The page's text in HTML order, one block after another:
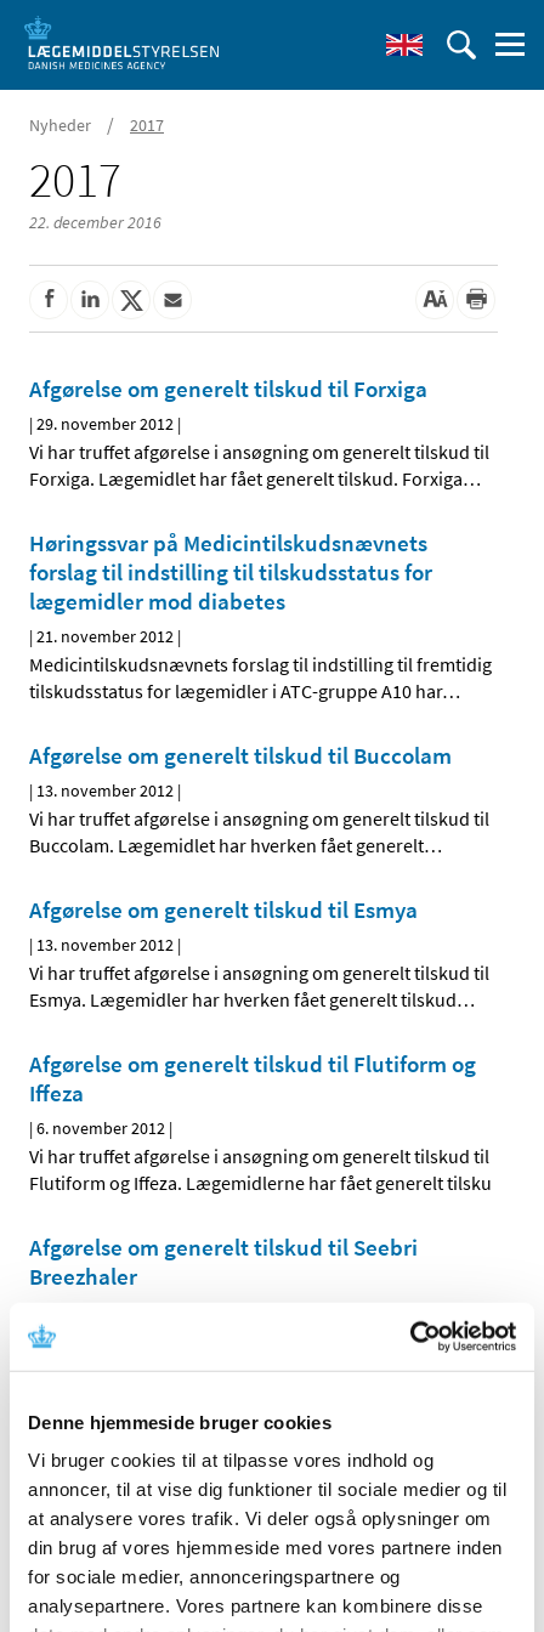
Denne hjemmeside bruger cookies
Vi bruger cookies til at tilpasse vores indhold og
annoncer, til at vise dig funktioner til sociale medier og til
at analysere vores trafik. Vi deler også oplysninger om
din brug af vores hjemmeside med vores partnere inden
for sociale medier, annonceringspartnere og
analysepartnere. Vores partnere kan kombinere disse
Nyheder / 2017
2017
22. december 2016
Afgørelse om generelt tilskud til Forxiga
|29. november 2012 |
Vi har truffet afgørelse i ansøgning om generelt tilskud til
Forxiga. Lægemidlet har fået generelt tilskud. Forxiga…
Høringssvar på Medicintilskudsnævnets
forslag til indstilling til tilskudsstatus for
lægemidler mod diabetes
|21. november 2012 |
Medicintilskudsnævnets forslag til indstilling til fremtidig
tilskudsstatus for lægemidler i ATC-gruppe A10 har…
Afgørelse om generelt tilskud til Buccolam
| 13. november 2012 |
Vi har truffet afgørelse i ansøgning om generelt tilskud til
Buccolam. Lægemidlet har hverken fået generelt…
Afgørelse om generelt tilskud til Esmya
| 13. november 2012 |
Vi har truffet afgørelse i ansøgning om generelt tilskud til
Esmya. Lægemidler har hverken fået generelt tilskud…
Afgørelse om generelt tilskud til Flutiform og
Iffeza
|6. november 2012 |
Vi har truffet afgørelse i ansøgning om generelt tilskud til
Flutiform og Iffeza. Lægemidlerne har fået generelt tilsku
Afgørelse om generelt tilskud til Seebri
Breezhaler
Vi har truffet afgørelse i ansøgning om generelt tilskud til
Seebri Breezhaler. Lægemidler har fået generelt tilskud.
Alle (2506)
TID
2026 (84)
2025 (158)
2024 (224)